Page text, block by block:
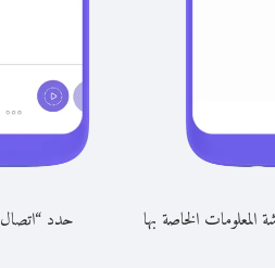
الخاصة بها حدد “اتصال Viber Out” من عنوان المحادثة